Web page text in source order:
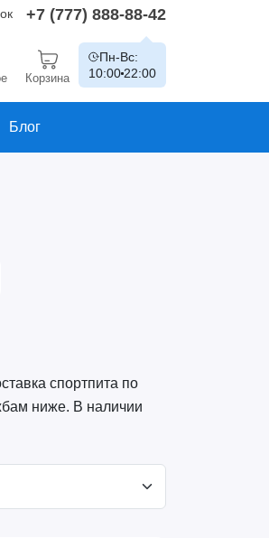
+7 (777) 888-88-42
Корзина
Пн-Вс:
10:00 22:00
Блог
спортпита по
ниже. В наличии